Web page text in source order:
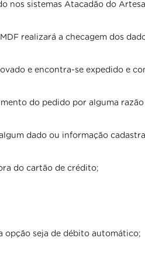
nos sistemas Atacadão do
realizará a checagem dos
e encontra-se expedido e
do pedido por alguma
dado ou informação
do cartão de crédito;
opção seja de débito automático;